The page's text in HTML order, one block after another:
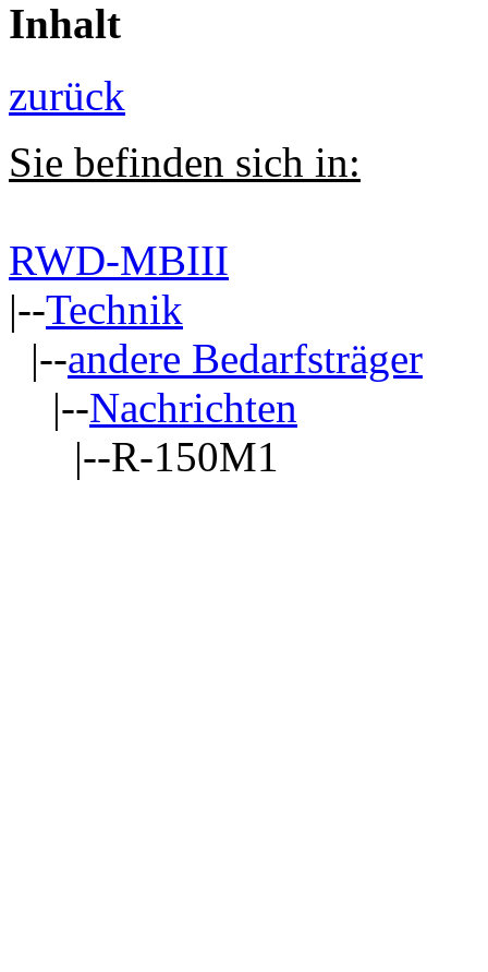
Inhalt
zurück
Sie befinden sich in:
RWD-MBIII
|--Technik
|--andere Bedarfsträger
|--Nachrichten
|--R-150M1